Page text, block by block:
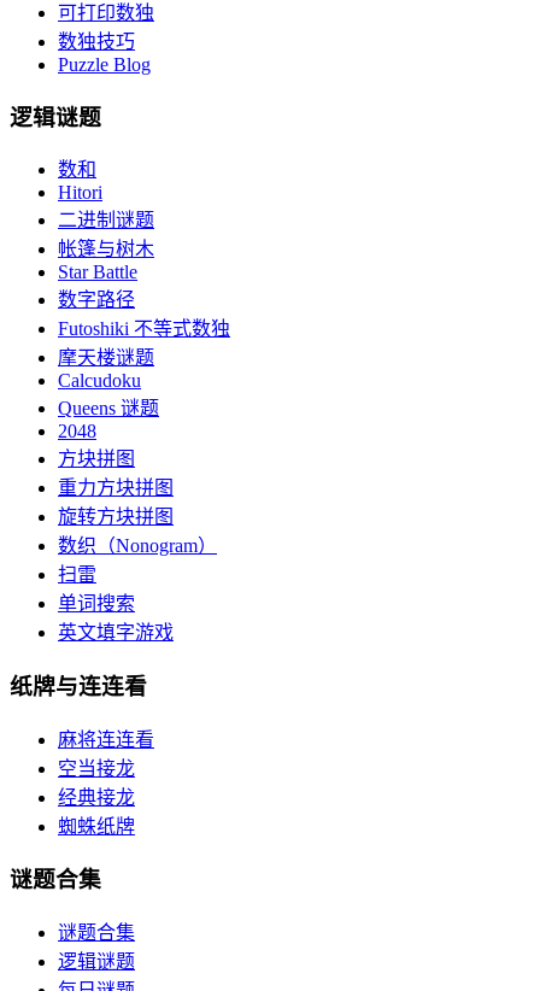
可打印数独
数独技巧
Puzzle Blog
逻辑谜题
数和
Hitori
二进制谜题
帐篷与树木
Star Battle
数字路径
Futoshiki 不等式数独
摩天楼谜题
Calcudoku
Queens 谜题
2048
方块拼图
重力方块拼图
旋转方块拼图
数织（Nonogram）
扫雷
单词搜索
英文填字游戏
纸牌与连连看
麻将连连看
空当接龙
经典接龙
蜘蛛纸牌
谜题合集
谜题合集
逻辑谜题